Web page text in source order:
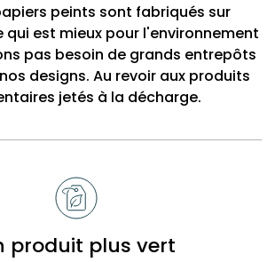
peints sont fabriqués sur
qui est mieux pour l'environnement
pas besoin de grands entrepôts
designs. Au revoir aux produits
jetés à la décharge.
produit plus vert